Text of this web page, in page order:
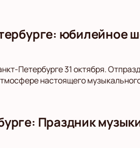
юбилейное
Петербурге 31 октября.
настоящего
Праздник